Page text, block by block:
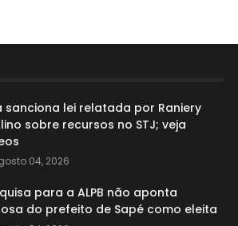
sanciona lei relatada por Raniery
sobre recursos no STJ; veja
04, 2026
para a ALPB não aponta
do prefeito de Sapé como eleita